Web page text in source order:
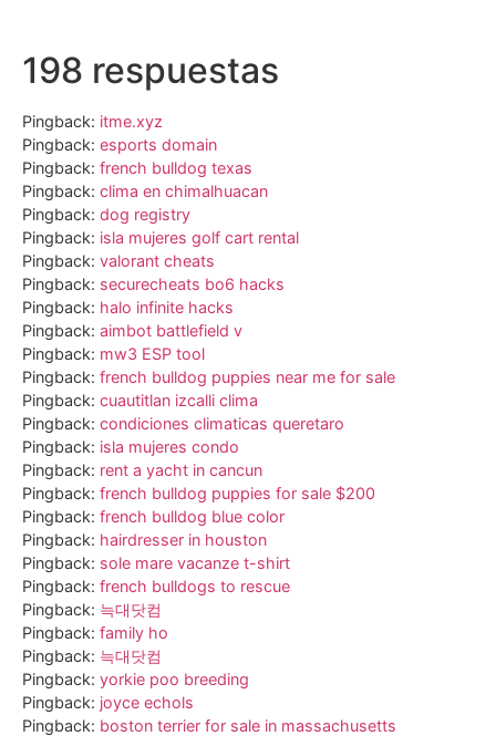
198 respuestas
Pingback: itme.xyz
Pingback: esports domain
Pingback: french bulldog texas
Pingback: clima en chimalhuacan
Pingback: dog registry
Pingback: isla mujeres golf cart rental
Pingback: valorant cheats
Pingback: securecheats bo6 hacks
Pingback: halo infinite hacks
Pingback: aimbot battlefield v
Pingback: mw3 ESP tool
Pingback: french bulldog puppies near me for sale
Pingback: cuautitlan izcalli clima
Pingback: condiciones climaticas queretaro
Pingback: isla mujeres condo
Pingback: rent a yacht in cancun
Pingback: french bulldog puppies for sale $200
Pingback: french bulldog blue color
Pingback: hairdresser in houston
Pingback: sole mare vacanze t-shirt
Pingback: french bulldogs to rescue
Pingback: 늑대닷컴
Pingback: family ho
Pingback: 늑대닷컴
Pingback: yorkie poo breeding
Pingback: joyce echols
Pingback: boston terrier for sale in massachusetts